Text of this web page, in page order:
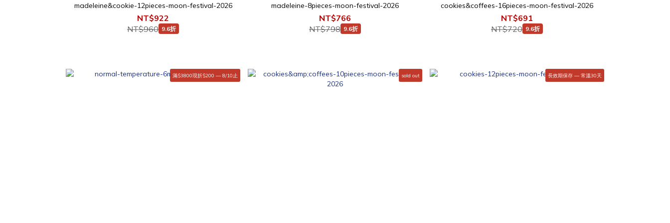
madeleine&cookie-12pieces-moon-festival-2026
NT$922
NT$960 9.6折
madeleine-8pieces-moon-festival-2026
NT$766
NT$798 9.6折
cookies&coffees-16pieces-moon-festival-2026
NT$691
NT$720 9.6折
滿$3800現折$200 — 8/10止 sold out 長效期保存 — 常溫30天